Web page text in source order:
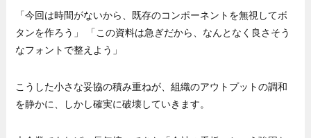
「今回は時間がないから、既存のコンポーネントを無視してボ
タンを作ろう」 「この資料は急ぎだから、なんとなく良さそう
なフォントで整えよう」
こうした小さな妥協の積み重ねが、組織のアウトプットの調和
を静かに、しかし確実に破壊していきます。